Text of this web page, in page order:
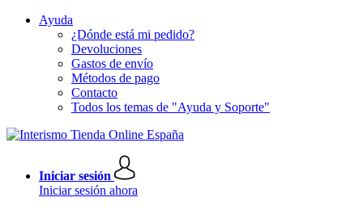
Ayuda
¿Dónde está mi pedido?
Devoluciones
Gastos de envío
Métodos de pago
Contacto
Todos los temas de "Ayuda y Soporte"
Iniciar sesión
Iniciar sesión ahora